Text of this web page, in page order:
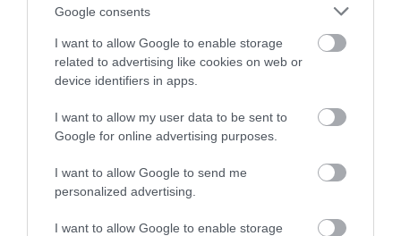
Google consents
I want to allow Google to enable storage
related to advertising like cookies on web or
device identifiers in apps.
I want to allow my user data to be sent to
Google for online advertising purposes.
I want to allow Google to send me
personalized advertising.
I want to allow Google to enable storage